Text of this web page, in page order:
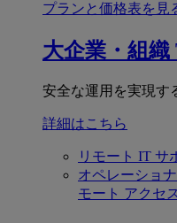
プランと価格表を見
大企業・組織
安全な運用を実現す
詳細はこちら
リモート IT サ
オペレーショ
モート アクセス